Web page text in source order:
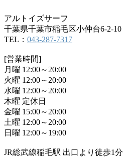
アルトイズサーフ
千葉県千葉市稲毛区小仲台6-2-10
TEL： 043-287-7317
[営業時間]
月曜 12:00～20:00
火曜 12:00～20:00
水曜 12:00～20:00
木曜 定休日
金曜 15:00～20:00
土曜 12:00～20:00
日曜 12:00～19:00
JR総武線稲毛駅 出口より徒歩1分